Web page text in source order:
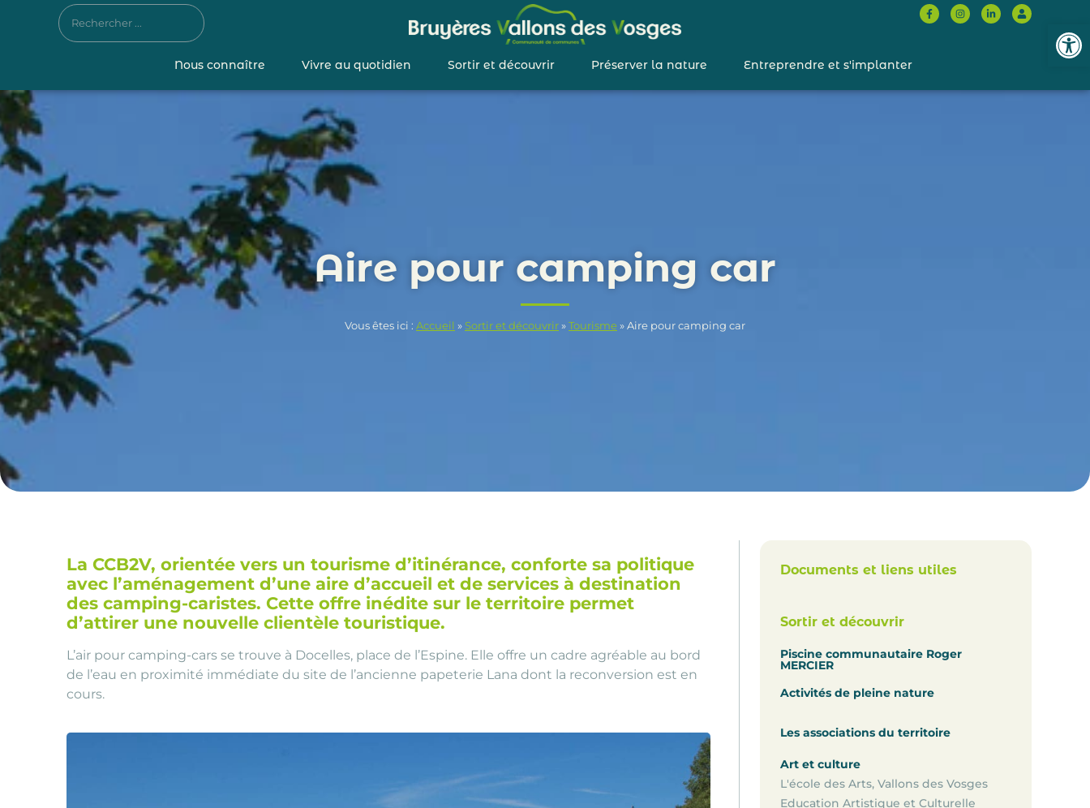
Ouvrir
Nous connaître Vivre au quotidien Sortir et découvrir Préserver la nature Entreprendre et s'implanter
Aire pour camping car
Vous êtes ici : Accueil » Sortir et découvrir » Tourisme » Aire pour camping car
La CCB2V, orientée vers un tourisme d’itinérance, conforte sa politique
avec l’aménagement d’une aire d’accueil et de services à destination
des camping-caristes. Cette offre inédite sur le territoire permet
d’attirer une nouvelle clientèle touristique.
L’air pour camping-cars se trouve à Docelles, place de l’Espine. Elle offre un cadre agréable au bord
de l’eau en proximité immédiate du site de l’ancienne papeterie Lana dont la reconversion est en
cours.
Documents et liens utiles
Sortir et découvrir
Piscine communautaire Roger
MERCIER
Activités de pleine nature
Les associations du territoire
Art et culture
L'école des Arts, Vallons des Vosges
Education Artistique et Culturelle